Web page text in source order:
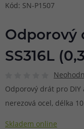
Kód: SN-P1507
Odporový
SS316L
Odporový drát pro
nerezová ocel, délka
Skladem online